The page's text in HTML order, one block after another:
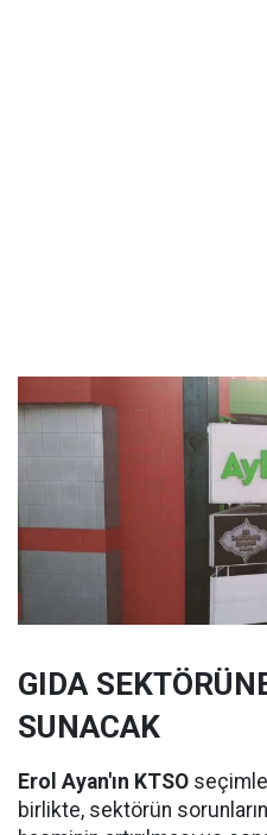
GIDA
SUNACAK
Erol Ayan'ın KTSO
birlikte, sektörün